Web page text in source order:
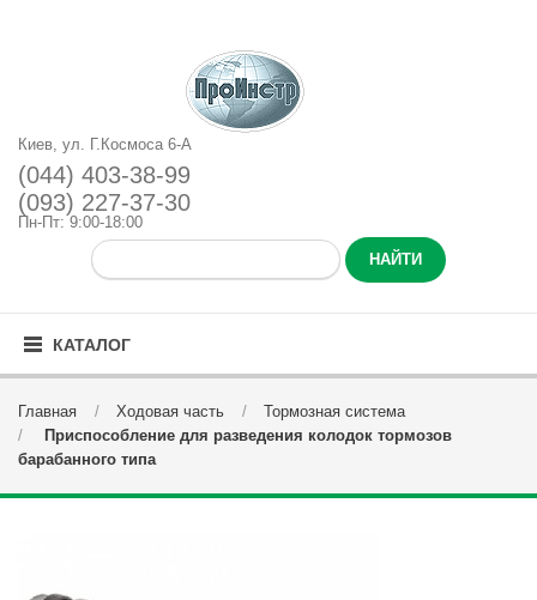
Киев, ул. Г.Космоса 6-А
(044) 403-38-99
(093) 227-37-30
Пн-Пт: 9:00-18:00
КАТАЛОГ
Главная Ходовая часть
Тормозная система
Приспособление для разведения колодок тормозов
барабанного типа